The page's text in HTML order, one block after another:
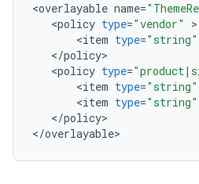
<overlayable name=
<policy type="vendor"
<item type="string"
</policy
<policy type=
<item type="string"
<item type="string"
</policy>
</overlayable